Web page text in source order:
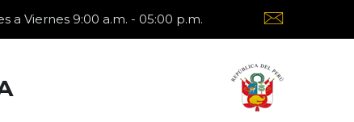
a Viernes 9:00 a.m. - 05:00 p.m.